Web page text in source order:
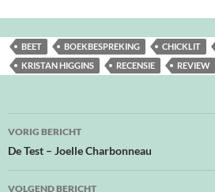
BEET BOEKBESPREKING CHICKLIT
KRISTAN HIGGINS
RECENSIE REVIEW
Bericht
navigatie
VORIG BERICHT
De Test – Joelle Charbonneau
VOLGEND BERICHT